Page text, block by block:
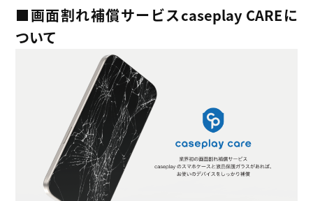
■画面割れ補償サービスcaseplay CAREに
ついて